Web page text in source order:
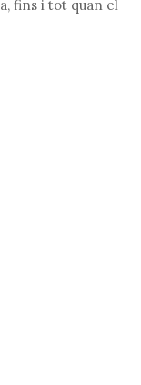
fins i tot quan el